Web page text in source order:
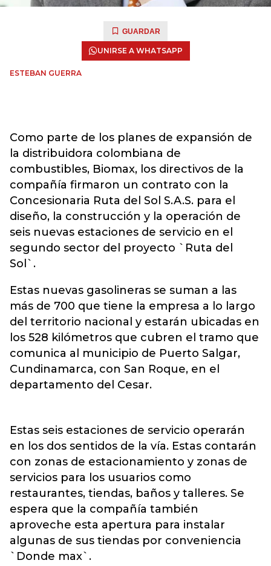
GUARDAR
UNIRSE A WHATSAPP
ESTEBAN GUERRA
Como parte de los planes de expansión de
la distribuidora colombiana de
combustibles, Biomax, los directivos de la
compañía firmaron un contrato con la
Concesionaria Ruta del Sol S.A.S. para el
diseño, la construcción y la operación de
seis nuevas estaciones de servicio en el
segundo sector del proyecto `Ruta del
Sol`.
Estas nuevas gasolineras se suman a las
más de 700 que tiene la empresa a lo largo
del territorio nacional y estarán ubicadas en
los 528 kilómetros que cubren el tramo que
comunica al municipio de Puerto Salgar,
Cundinamarca, con San Roque, en el
departamento del Cesar.
Estas seis estaciones de servicio operarán
en los dos sentidos de la vía. Estas contarán
con zonas de estacionamiento y zonas de
servicios para los usuarios como
restaurantes, tiendas, baños y talleres. Se
espera que la compañía también
aproveche esta apertura para instalar
algunas de sus tiendas por conveniencia
`Donde max`.